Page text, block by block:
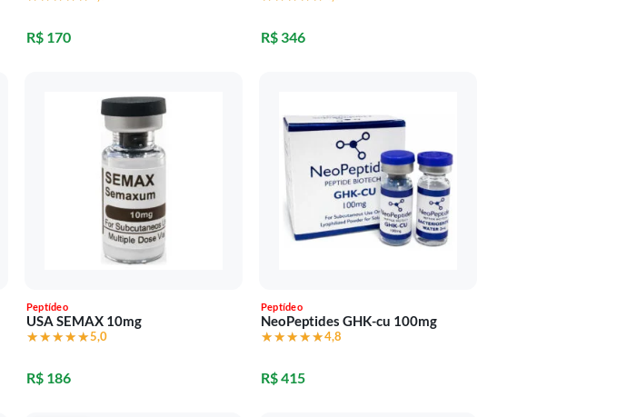
R$ 170 R$ 346
Peptídeo
USA SEMAX 10mg
★★★★★
★★★★★5,0
R$ 186
Peptídeo
NeoPeptides GHK-cu 100mg
★★★★★
★★★★★4,8
R$ 415